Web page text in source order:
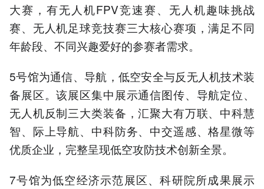
大赛，有无人机FPV竞速赛、无人机趣味挑战
赛、无人机足球竞技赛三大核心赛项，满足不同
年龄段、不同兴趣爱好的参赛者需求。
5号馆为通信、导航，低空安全与反无人机技术装
备展区。该展区集中展示通信图传、导航定位、
无人机反制三大类装备，汇聚大有万联、中科慧
智、际上导航、中科防务、中交遥感、格星微等
优质企业，完整呈现低空攻防技术创新全景。
7号馆为低空经济示范展区、科研院所成果展示